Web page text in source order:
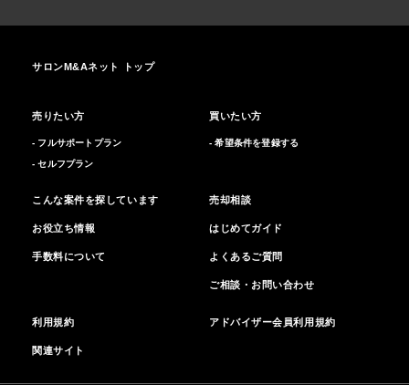
サロンM&Aネット トップ
売りたい方
- フルサポートプラン
- セルフプラン
買いたい方
- 希望条件を登録する
こんな案件を探しています
お役立ち情報
手数料について
売却相談
はじめてガイド
よくあるご質問
ご相談・お問い合わせ
利用規約 アドバイザー会員利用規約
関連サイト